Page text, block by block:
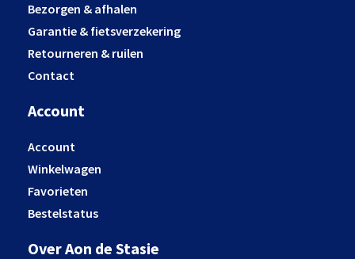
Bezorgen & afhalen
Garantie & fietsverzekering
Retourneren & ruilen
Contact
Account
Account
Winkelwagen
Favorieten
Bestelstatus
Over Aon de Stasie